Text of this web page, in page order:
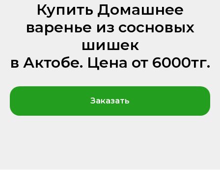
Купить Домашнее
варенье из сосновых
шишек
в Актобе. Цена от 6000тг.
Заказать